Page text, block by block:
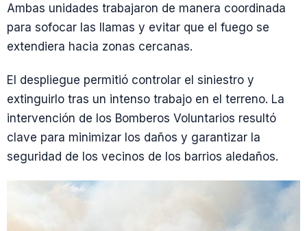
Ambas unidades trabajaron de manera coordinada
para sofocar las llamas y evitar que el fuego se
extendiera hacia zonas cercanas.
El despliegue permitió controlar el siniestro y
extinguirlo tras un intenso trabajo en el terreno. La
intervención de los Bomberos Voluntarios resultó
clave para minimizar los daños y garantizar la
seguridad de los vecinos de los barrios aledaños.